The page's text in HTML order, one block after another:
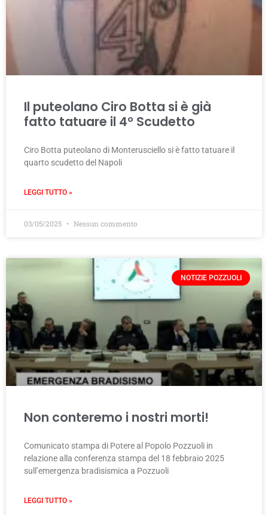
Il puteolano Ciro Botta si è già
fatto tatuare il 4° Scudetto
Ciro Botta puteolano di Monterusciello si è fatto tatuare il
quarto scudetto del Napoli
LEGGI TUTTO »
03/05/2025 Nessun commento
NOTIZIE POZZUOLI
Non conteremo i nostri morti!
Comunicato stampa di Potere al Popolo Pozzuoli in
relazione alla conferenza stampa del 18 febbraio 2025
sull’emergenza bradisismica a Pozzuoli
LEGGI TUTTO »